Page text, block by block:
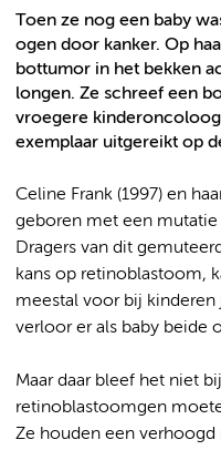
Toen ze nog een baby
ogen door kanker. Op
bottumor in het bekken
longen. Ze schreef een
vroegere
exemplaar uitgereikt op
Celine Frank (1997) en
geboren met een mutatie
Dragers van dit
kans op retinoblastoom,
meestal voor bij kinderen
verloor er als baby beide
Maar daar bleef het niet
retinoblastoomgen
Ze houden een verhoogd